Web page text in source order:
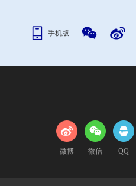
手机版
微博 微信 QQ